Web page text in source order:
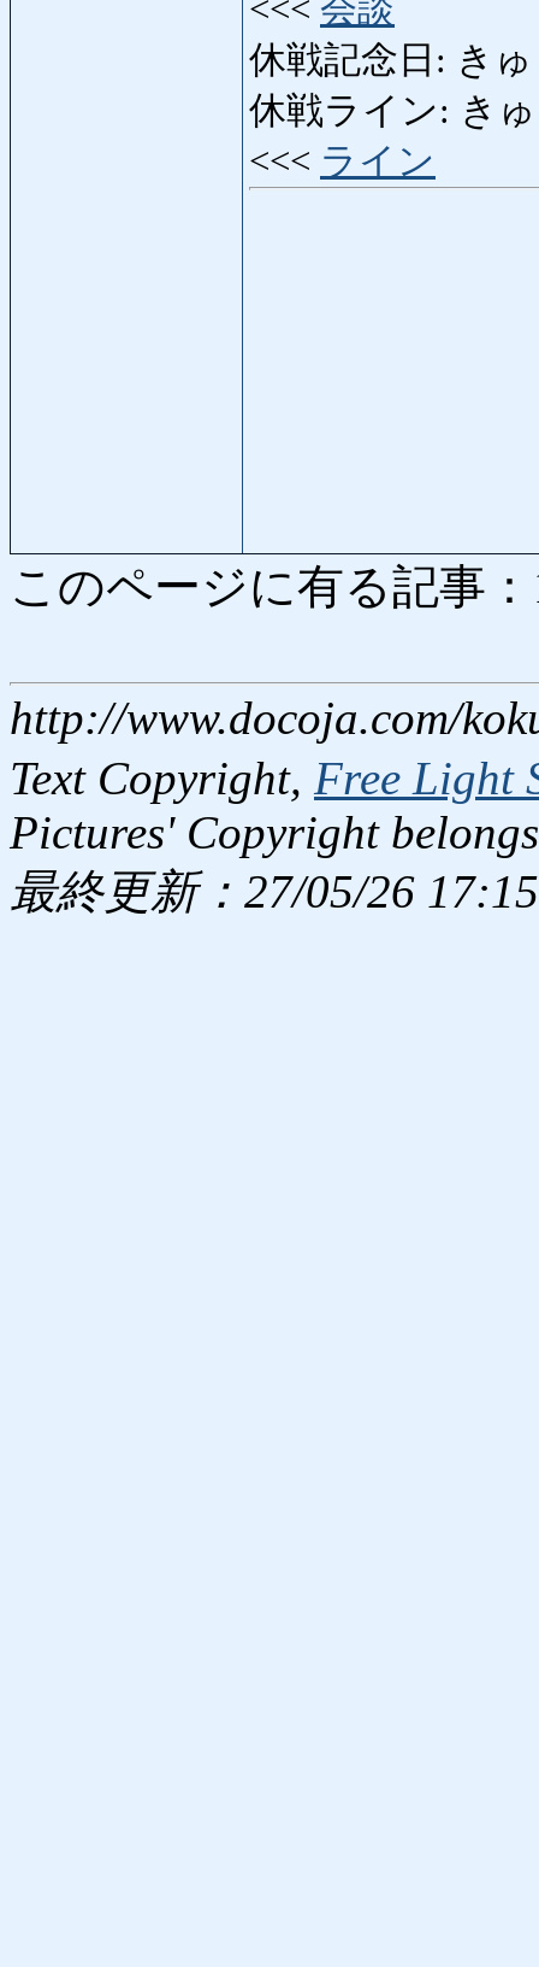
<<< 会談
休戦記念日: き
休戦ライン: き
<<< ライン
このページに有る記事
http://www.docoja.com/
Text Copyright, Free Light
Pictures' Copyright
最終更新：27/05/26 17:15